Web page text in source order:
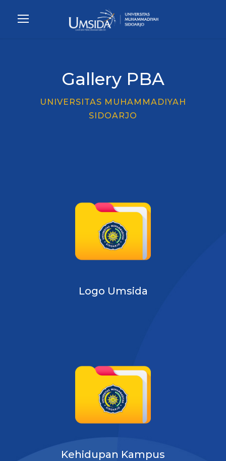
Gallery PBA
UNIVERSITAS MUHAMMADIYAH
SIDOARJO
Logo Umsida
Kehidupan Kampus